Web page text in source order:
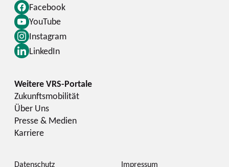
Facebook
YouTube
Instagram
LinkedIn
Zukunftsmobilität
Über Uns
Presse & Medien
Karriere
Datenschutz Impressum